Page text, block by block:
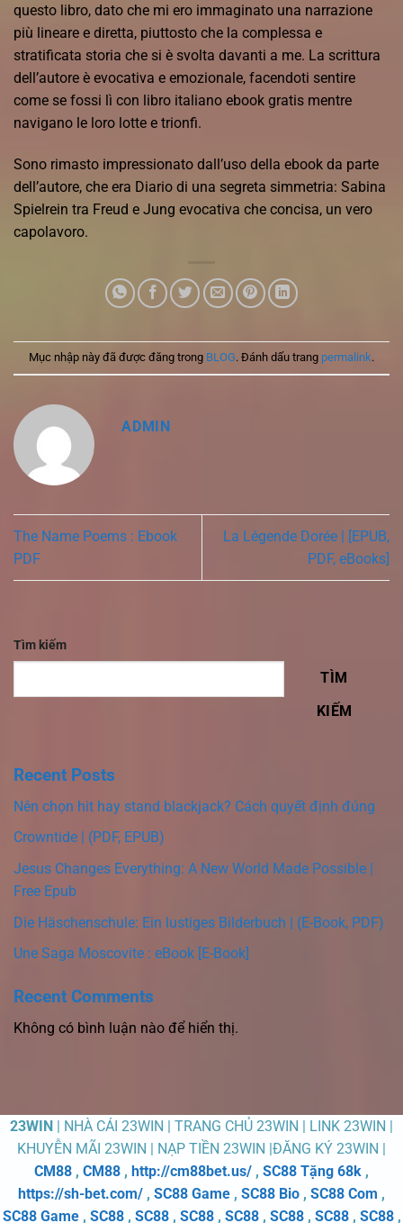
questo libro, dato che mi ero immaginato una narrazione
più lineare e diretta, piuttosto che la complessa e
stratificata storia che si è svolta davanti a me. La scrittura
dell’autore è evocativa e emozionale, facendoti sentire
come se fossi lì con libro italiano ebook gratis mentre
navigano le loro lotte e trionfi.
Sono rimasto impressionato dall’uso della ebook da parte
dell’autore, che era Diario di una segreta simmetria: Sabina
Spielrein tra Freud e Jung evocativa che concisa, un vero
capolavoro.
Mục nhập này đã được đăng trong BLOG. Đánh dấu trang permalink.
ADMIN
The Name Poems : Ebook
PDF
La Légende Dorée | [EPUB,
PDF, eBooks]
Tìm kiếm
TÌM
KIẾM
Recent Posts
Nên chọn hit hay stand blackjack? Cách quyết định đúng
Crowntide | (PDF, EPUB)
Jesus Changes Everything: A New World Made Possible |
Free Epub
Die Häschenschule: Ein lustiges Bilderbuch | (E-Book, PDF)
Une Saga Moscovite : eBook [E-Book]
Recent Comments
Không có bình luận nào để hiển thị.
23WIN | NHÀ CÁI 23WIN | TRANG CHỦ 23WIN | LINK 23WIN |
KHUYỄN MÃI 23WIN | NẠP TIỀN 23WIN |ĐĂNG KÝ 23WIN |
CM88 , CM88 , http://cm88bet.us/ , SC88 Tặng 68k ,
https://sh-bet.com/ , SC88 Game , SC88 Bio , SC88 Com ,
SC88 Game, SC88, SC88, SC88, SC88, SC88, SC88, SC88,